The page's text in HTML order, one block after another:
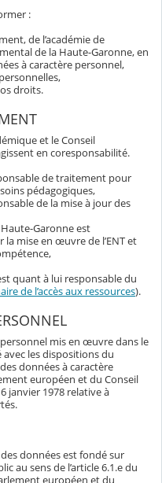
:
de l’académie de
de la Haute-Garonne, en
à caractère personnel,
droits.
et le Conseil
en coresponsabilité.
de traitement pour
pédagogiques,
de la mise à jour des
Garonne est
mise en œuvre de l’ENT et
quant à lui responsable du
de l’accès aux ressources).
mis en œuvre dans le
avec les dispositions du
données à caractère
européen et du Conseil
janvier 1978 relative à
données est fondé sur
au sens de l’article 6.1.e du
européen et du